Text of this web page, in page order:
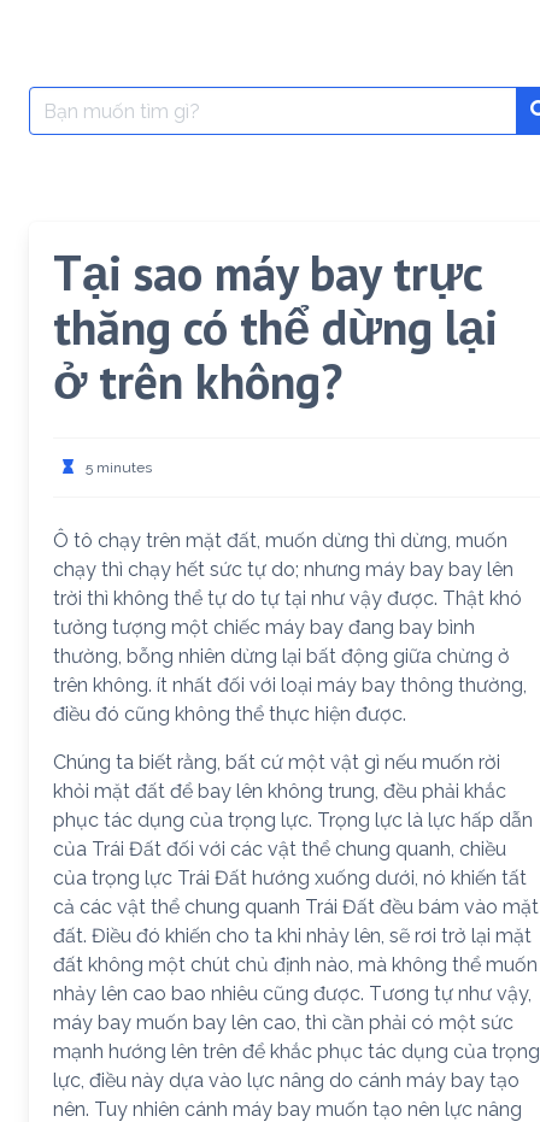
Search
for:
Tại sao máy bay trực
thăng có thể dừng lại
ở trên không?
5 minutes
Ô tô chạy trên mặt đất, muốn dừng thì dừng, muốn
chạy thì chạy hết sức tự do; nhưng máy bay bay lên
trời thì không thể tự do tự tại như vậy được. Thật khó
tưởng tượng một chiếc máy bay đang bay bình
thường, bỗng nhiên dừng lại bất động giữa chừng ở
trên không. ít nhất đối với loại máy bay thông thường,
điều đó cũng không thể thực hiện được.
Chúng ta biết rằng, bất cứ một vật gì nếu muốn rời
khỏi mặt đất để bay lên không trung, đều phải khắc
phục tác dụng của trọng lực. Trọng lực là lực hấp dẫn
của Trái Đất đối với các vật thể chung quanh, chiều
của trọng lực Trái Đất hướng xuống dưới, nó khiến tất
cả các vật thể chung quanh Trái Đất đều bám vào mặt
đất. Điều đó khiến cho ta khi nhảy lên, sẽ rơi trở lại mặt
đất không một chút chủ định nào, mà không thể muốn
nhảy lên cao bao nhiêu cũng được. Tương tự như vậy,
máy bay muốn bay lên cao, thì cần phải có một sức
mạnh hướng lên trên để khắc phục tác dụng của trọng
lực, điều này dựa vào lực nâng do cánh máy bay tạo
nên. Tuy nhiên cánh máy bay muốn tạo nên lực nâng